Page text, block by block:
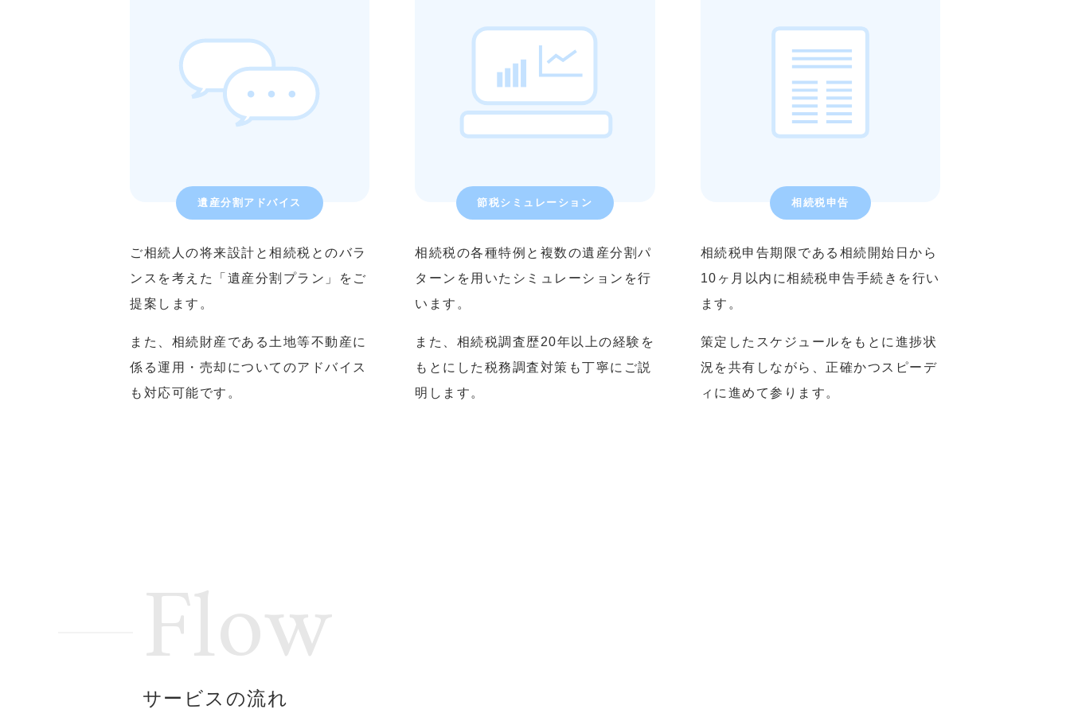
遺産分割アドバイス
ご相続人の将来設計と相続税とのバラ
ンスを考えた「遺産分割プラン」をご
提案します。
また、相続財産である土地等不動産に
係る運用・売却についてのアドバイス
も対応可能です。
節税シミュレーション
相続税の各種特例と複数の遺産分割パ
ターンを用いたシミュレーションを行
います。
また、相続税調査歴20年以上の経験を
もとにした税務調査対策も丁寧にご説
明します。
相続税申告
相続税申告期限である相続開始日から
10ヶ月以内に相続税申告手続きを行い
ます。
策定したスケジュールをもとに進捗状
況を共有しながら、正確かつスピーデ
ィに進めて参ります。
Flow
サービスの流れ